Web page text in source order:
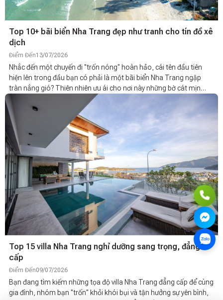
Top 10+ bãi biển Nha Trang đẹp như tranh cho tín đồ xê
dịch
Điểm Đến13/07/2026
Nhắc đến một chuyến đi "trốn nóng" hoàn hảo, cái tên đầu tiên
hiện lên trong đầu bạn có phải là một bãi biển Nha Trang ngập
tràn nắng gió? Thiên nhiên ưu ái cho nơi này những bờ cát mịn
cùng làn nước trong vắt nhưng mỗi bãi tắm đều có những điểm
thú vị chờ bạn khám phá. Cùng kéo xuống dưới để điểm qua top
10+ bãi biển Nha Trang nổi tiếng và chọn cho mình một tọa độ
"chân ái" nhé!
Top 15 villa Nha Trang nghỉ dưỡng sang trọng, đẳng
cấp
Điểm Đến09/07/2026
Bạn đang tìm kiếm những tọa độ villa Nha Trang đẳng cấp để cùng
gia đình, nhóm bạn "trốn" khỏi khói bụi và tận hưởng sự yên bình,